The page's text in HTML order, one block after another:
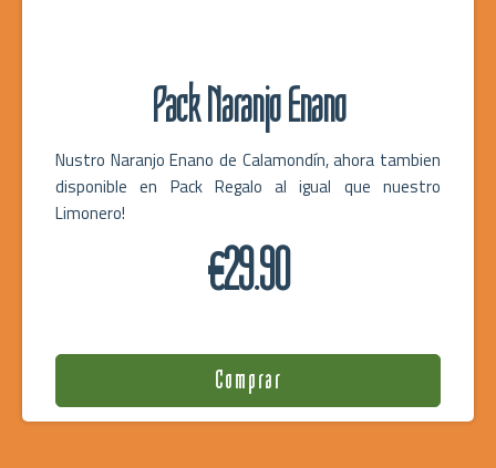
Pack Naranjo Enano
Nustro Naranjo Enano de Calamondín, ahora tambien
disponible en Pack Regalo al igual que nuestro
Limonero!
€29.90
Comprar